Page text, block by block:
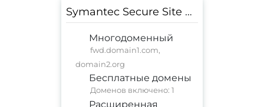
Symantec Secure Site PRO EV
Многодоменный
fwd.domain1.com,
domain2.org
Бесплатные домены
Доменов включено: 1
Расширенная